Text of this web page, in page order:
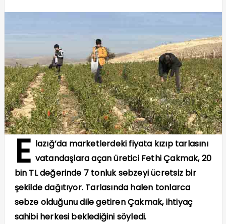
E lazığ’da marketlerdeki fiyata kızıp tarlasını
vatandaşlara açan üretici Fethi Çakmak, 20
bin TL değerinde 7 tonluk sebzeyi ücretsiz bir
şekilde dağıtıyor. Tarlasında halen tonlarca
sebze olduğunu dile getiren Çakmak, ihtiyaç
sahibi herkesi beklediğini söyledi.